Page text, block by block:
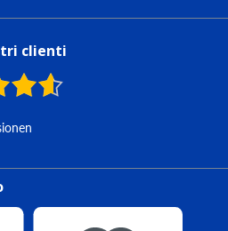
clienti